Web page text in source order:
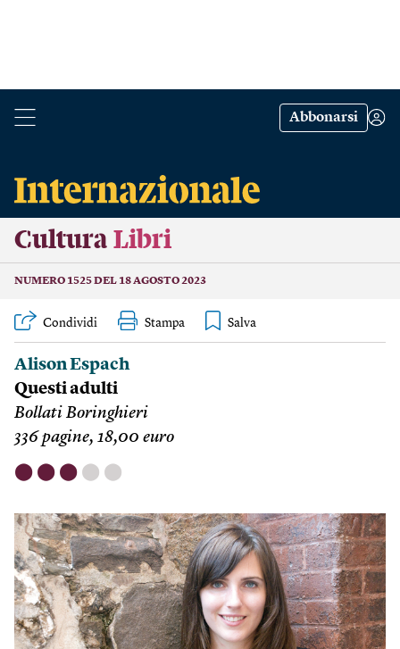
Abbonarsi
Cultura Libri
NUMERO 1525 DEL 18 AGOSTO 2023
Condividi Stampa
Alison Espach
Questi adulti
Bollati Boringhieri
336 pagine, 18,00 euro
⬤ ⬤ ⬤ ⬤ ⬤